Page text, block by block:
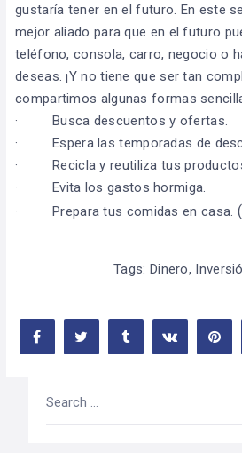
gustaría tener en el futuro. En este
mejor aliado para que en el futuro
teléfono, consola, carro, negocio o
deseas. ¡Y no tiene que ser tan
compartimos algunas formas
· Busca descuentos y ofertas.
· Espera las temporadas de
· Recicla y reutiliza tus
· Evita los gastos hormiga.
· Prepara tus comidas en casa.
Tags: Dinero,